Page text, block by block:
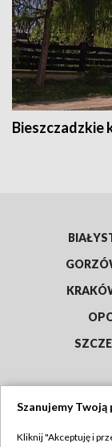
Bieszczadzkie
Szanujemy
Kliknij "Akceptuję i